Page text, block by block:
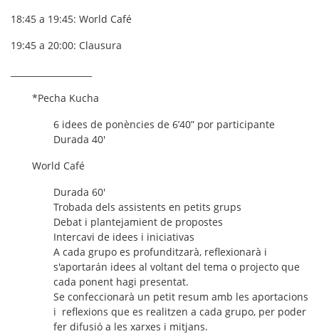
18:45 a 19:45: World Café
19:45 a 20:00: Clausura
*Pecha Kucha
6 idees de ponències de 6’40” por participante
Durada 40′
World Café
Durada 60′
Trobada dels assistents en petits grups
Debat i plantejamient de propostes
Intercavi de idees i iniciativas
A cada grupo es profunditzarà, reflexionarà i
s'aportarán idees al voltant del tema o projecto que
cada ponent hagi presentat.
Se confeccionarà un petit resum amb les aportacions
i reflexions que es realitzen a cada grupo, per poder
fer difusió a les xarxes i mitjans.